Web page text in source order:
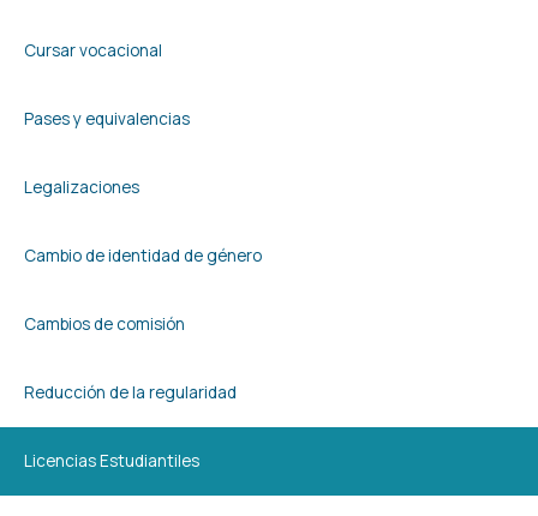
Cursar vocacional
Pases y equivalencias
Legalizaciones
Cambio de identidad de género
Cambios de comisión
Reducción de la regularidad
Licencias Estudiantiles